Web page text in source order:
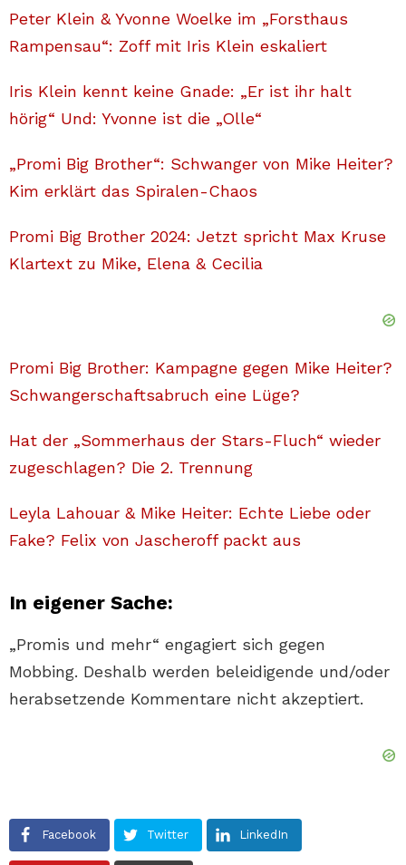
Peter Klein & Yvonne Woelke im „Forsthaus
Rampensau“: Zoff mit Iris Klein eskaliert
Iris Klein kennt keine Gnade: „Er ist ihr halt
hörig“ Und: Yvonne ist die „Olle“
„Promi Big Brother“: Schwanger von Mike Heiter?
Kim erklärt das Spiralen-Chaos
Promi Big Brother 2024: Jetzt spricht Max Kruse
Klartext zu Mike, Elena & Cecilia
Promi Big Brother: Kampagne gegen Mike Heiter?
Schwangerschaftsabruch eine Lüge?
Hat der „Sommerhaus der Stars-Fluch“ wieder
zugeschlagen? Die 2. Trennung
Leyla Lahouar & Mike Heiter: Echte Liebe oder
Fake? Felix von Jascheroff packt aus
In eigener Sache:
„Promis und mehr“ engagiert sich gegen
Mobbing. Deshalb werden beleidigende und/oder
herabsetzende Kommentare nicht akzeptiert.
Facebook Twitter LinkedIn